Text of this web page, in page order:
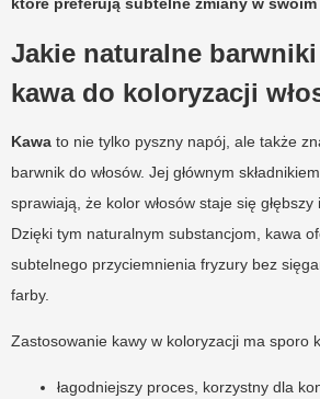
Jakie naturalne
kawa do koloryzacji
Kawa to nie tylko pyszny napój, ale także
barwnik do włosów. Jej głównym
sprawiają, że kolor włosów staje się głębszy
Dzięki tym naturalnym substancjom, kawa
subtelnego przyciemnienia fryzury bez
farby.
Zastosowanie kawy w koloryzacji ma sporo
łagodniejszy proces, korzystny dla